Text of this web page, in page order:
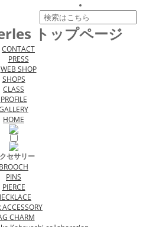
トップページ
CONTACT
PRESS
WEB SHOP
SHOPS
CLASS
PROFILE
HOME
セサリー
BROOCH
PINS
PIERCE
ACCESSORY
CHARM